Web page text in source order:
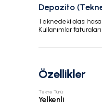
Depozito
Teknedeki olası
Kullanımlar
Özellikler
Tekne Türü:
Yelkenli